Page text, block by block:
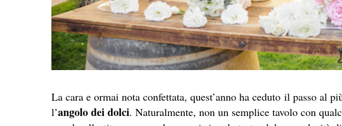
La cara e ormai nota confettata, quest’anno ha ceduto il passo al
l’angolo dei dolci. Naturalmente, non un semplice tavolo con